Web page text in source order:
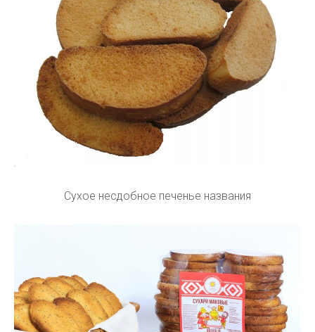
Сухое несдобное печенье названия